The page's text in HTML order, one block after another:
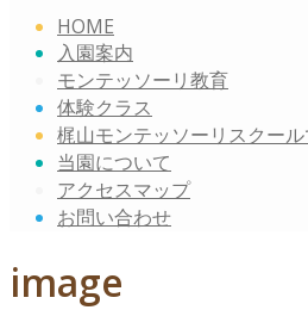
HOME
入園案内
モンテッソーリ教育
体験クラス
梶山モンテッソーリスクー
当園について
アクセスマップ
お問い合わせ
image